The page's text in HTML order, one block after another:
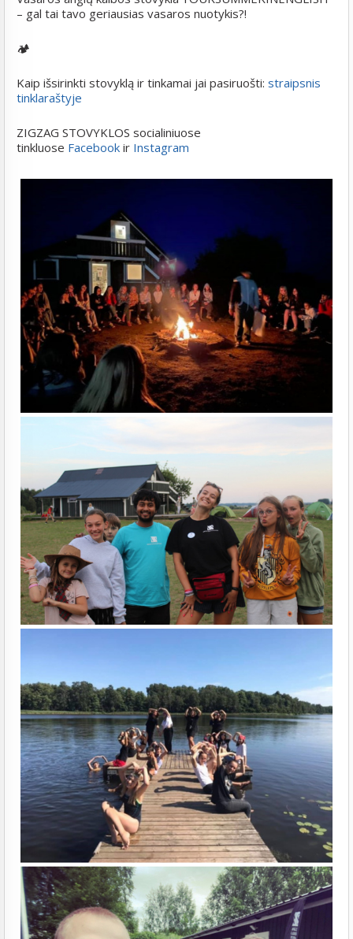
– gal tai tavo geriausias vasaros nuotykis?!
🏕️
Kaip išsirinkti stovyklą ir tinkamai jai pasiruošti: straipsnis
tinklaraštyje
ZIGZAG STOVYKLOS socialiniuose
tinkluose Facebook ir Instagram